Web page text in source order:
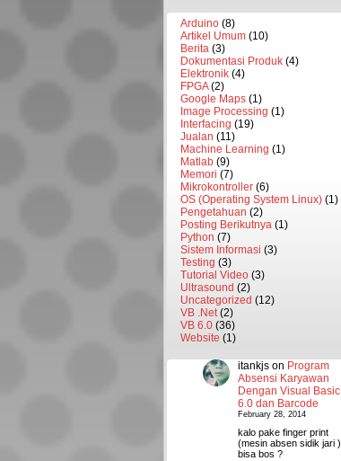
Arduino (8)
Artikel Umum (10)
Berita (3)
Dokumentasi Produk (4)
Elektronik (4)
FPGA(2)
Google Maps (1)
Image Processing (1)
Interfacing (19)
Jualan (11)
Machine Learning (1)
Matlab (9)
Memori (7)
Mikrokontroller (6)
OS (Operating System Linux) (1)
Pengetahuan (2)
Posting Berikutnya (1)
Python (7)
Sistem Informasi (3)
Testing (3)
Tutorial Video (3)
Ultrasound (2)
Uncategorized (12)
VB .Net(2)
VB 6.0 (36)
Website (1)
itankjs on Program
Absensi Karyawan
Dengan Visual Basic
6.0 dan Barcode
February 28, 2014
kalo pake finger print
(mesin absen sidik jari )
bisa bos ?